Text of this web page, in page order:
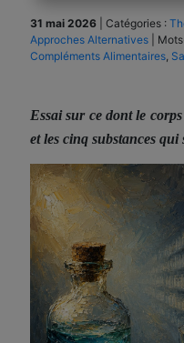
31 mai 2026 Catégories :
Approches Alternatives
Compléments Alimentaires
Essai sur ce dont le
et les cinq substances